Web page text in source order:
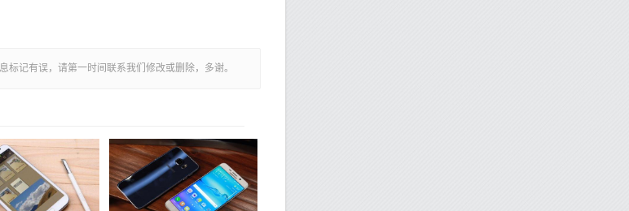
记有误，请第一时间联系我们修改或删除，多谢。